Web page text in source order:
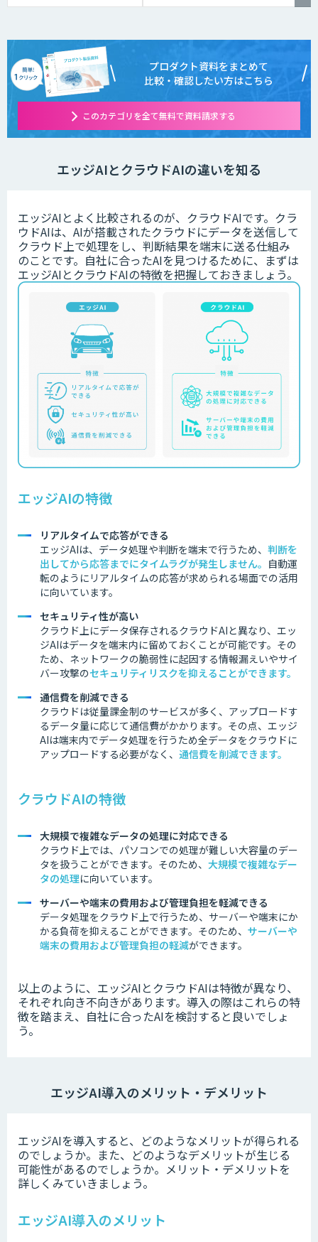
プロダクト資料をまとめて
比較・確認したい方はこちら
このカテゴリを全て無料で資料請求する
エッジAIとクラウドAIの違いを知る
エッジAIとよく比較されるのが、クラウドAIです。クラ
ウドAIは、AIが搭載されたクラウドにデータを送信して
クラウド上で処理をし、判断結果を端末に送る仕組み
のことです。自社に合ったAIを見つけるために、まずは
エッジAIとクラウドAIの特徴を把握しておきましょう。
エッジAIの特徴
リアルタイムで応答ができる
エッジAIは、データ処理や判断を端末で行うため、 判断を
出してから応答までにタイムラグが発生しません。 自動運
転のようにリアルタイムの応答が求められる場面での活用
に向いています。
セキュリティ性が高い
クラウド上にデータ保存されるクラウドAIと異なり、エッ
ジAIはデータを端末内に留めておくことが可能です。その
ため、ネットワークの脆弱性に起因する情報漏えいやサイ
バー攻撃のセキュリティリスクを抑えることができます。
通信費を削減できる
クラウドは従量課金制のサービスが多く、アップロードす
るデータ量に応じて通信費がかかります。その点、エッジ
AIは端末内でデータ処理を行うため全データをクラウドに
アップロードする必要がなく、 通信費を削減できます。
クラウドAIの特徴
大規模で複雑なデータの処理に対応できる
クラウド上では、パソコンでの処理が難しい大容量のデー
タを扱うことができます。そのため、 大規模で複雑なデー
タの処理に向いています。
サーバーや端末の費用および管理負担を軽減できる
データ処理をクラウド上で行うため、サーバーや端末にか
かる負荷を抑えることができます。そのため、 サーバーや
端末の費用および管理負担の軽減ができます。
以上のように、エッジAIとクラウドAIは特徴が異なり、
それぞれ向き不向きがあります。 導入の際はこれらの特
徴を踏まえ、自社に合ったAIを検討すると良いでしょ
う。
エッジAI導入のメリット・デメリット
エッジAIを導入すると、どのようなメリットが得られる
のでしょうか。また、どのようなデメリットが生じる
可能性があるのでしょうか。メリット・デメリットを
詳しくみていきましょう。
エッジAI導入のメリット